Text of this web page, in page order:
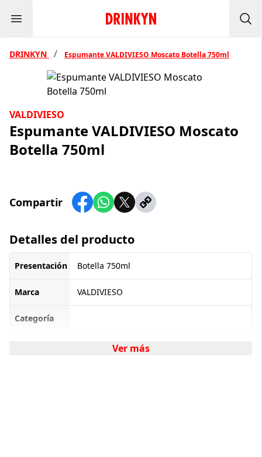
Menu Inicio Drinkyn
DRINKYN / Espumante VALDIVIESO Moscato Botella 750ml
VALDIVIESO
Espumante VALDIVIESO Moscato
Botella 750ml
Compartir
Detalles del producto
Presentación Botella 750ml
Marca VALDIVIESO
Categoría
Ver más